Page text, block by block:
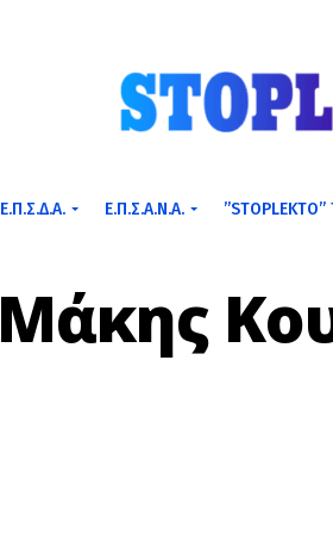
Ε.Π.Σ.Δ.Α. Ε.Π.Σ.Α.Ν.Α.
Μάκης